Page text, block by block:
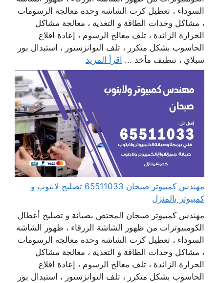
السوداء ، تعطيل كرت الشاشة وحدة معالجة الرسومات
، مشاكل وحدات الطاقة و التغذية ، معالجة مشاكل
الحرارة الزائدة ، تلف معالج الرسوم ، إعادة اقلاع
الحاسوب بشكل متكرر ، تلف التوانزستور ، استبدال بور
سبلاي ، تنظيف مآخذ ... اقرأ المزيد
مهندس كمبيوتر صبحان 65511033 تصليح لابتوب و
كمبيوتر بالمنزل
مهندس كمبيوتر صبحان المختص بصيانة و تصليح أعطال
الكومبيوترات من ظهور الشاشة الزرقاء ، ظهور الشاشة
السوداء ، تعطيل كرت الشاشة وحدة معالجة الرسومات
، مشاكل وحدات الطاقة و التغذية ، معالجة مشاكل
الحرارة الزائدة ، تلف معالج الرسوم ، إعادة اقلاع
الحاسوب بشكل متكرر ، تلف التوانزستور ، استبدال بور